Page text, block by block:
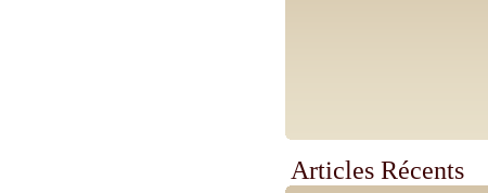
Articles Récents